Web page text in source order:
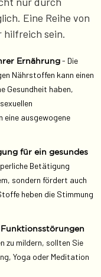
Eine Reihe von
hilfreich sein.
Ernährung- Die
Nährstoffen kann einen
Gesundheit haben,
eine ausgewogene
für ein gesundes
Betätigung
sondern fördert auch
heben die Stimmung
zu mildern, sollten Sie
Yoga oder Meditation